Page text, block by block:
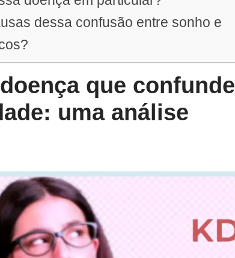
dessa confusão entre sonho e
que confunde
uma análise